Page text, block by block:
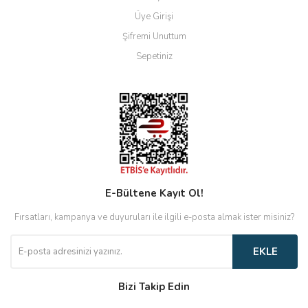
Üye Girişi
Şifremi Unuttum
Sepetiniz
E-Bültene Kayıt Ol!
Fırsatları, kampanya ve duyuruları ile ilgili e-posta almak ister misiniz?
EKLE
Bizi Takip Edin